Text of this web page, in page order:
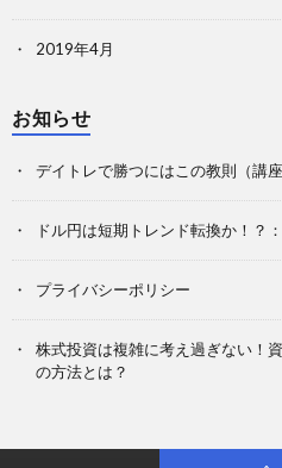
2019年4月
お知らせ
デイトレで勝つにはこの教則（講
ドル円は短期トレンド転換か！？
プライバシーポリシー
株式投資は複雑に考え過ぎない！
の方法とは？